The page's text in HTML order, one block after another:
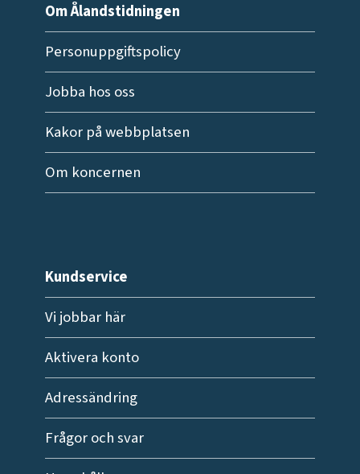
Om Ålandstidningen
Personuppgiftspolicy
Jobba hos oss
Kakor på webbplatsen
Om koncernen
Kundservice
Vi jobbar här
Aktivera konto
Adressändring
Frågor och svar